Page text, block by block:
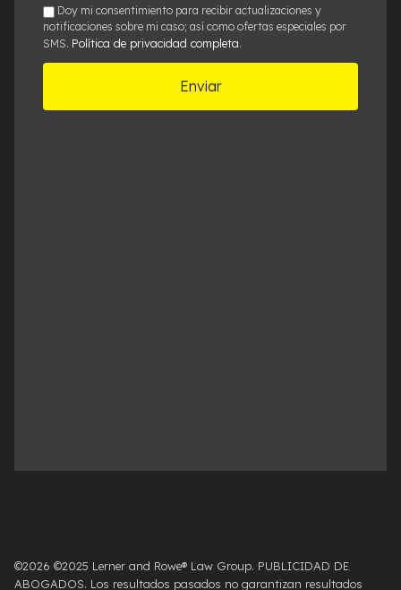
Caso*
smsDoy mi consentimiento para recibir actualizaciones y
notificaciones sobre mi caso; así como ofertas especiales por
SMS. Política de privacidad completa.
©2026 ©2025 Lerner and Rowe® Law Group. PUBLICIDAD DE
ABOGADOS. Los resultados pasados ​​no garantizan resultados